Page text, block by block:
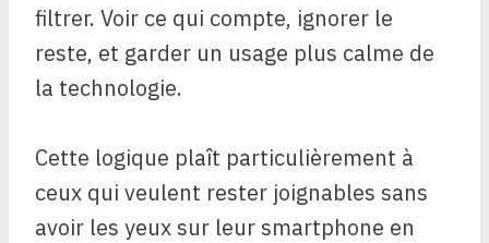
filtrer. Voir ce qui compte, ignorer le
reste, et garder un usage plus calme de
la technologie.
Cette logique plaît particulièrement à
ceux qui veulent rester joignables sans
avoir les yeux sur leur smartphone en